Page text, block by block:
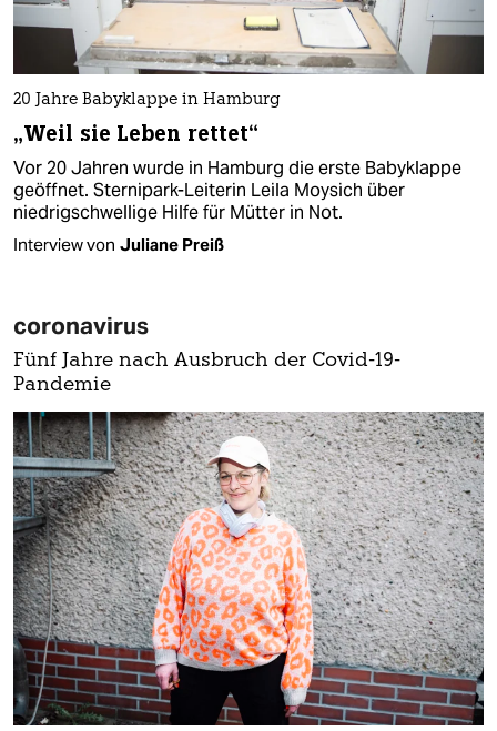
20 Jahre Babyklappe in Hamburg
„Weil sie Leben rettet“
Vor 20 Jahren wurde in Hamburg die erste Babyklappe
geöffnet. Sternipark-Leiterin Leila Moysich über
niedrigschwellige Hilfe für Mütter in Not.
Interview von Juliane Preiß
coronavirus
Fünf Jahre nach Ausbruch der Covid-19-
Pandemie